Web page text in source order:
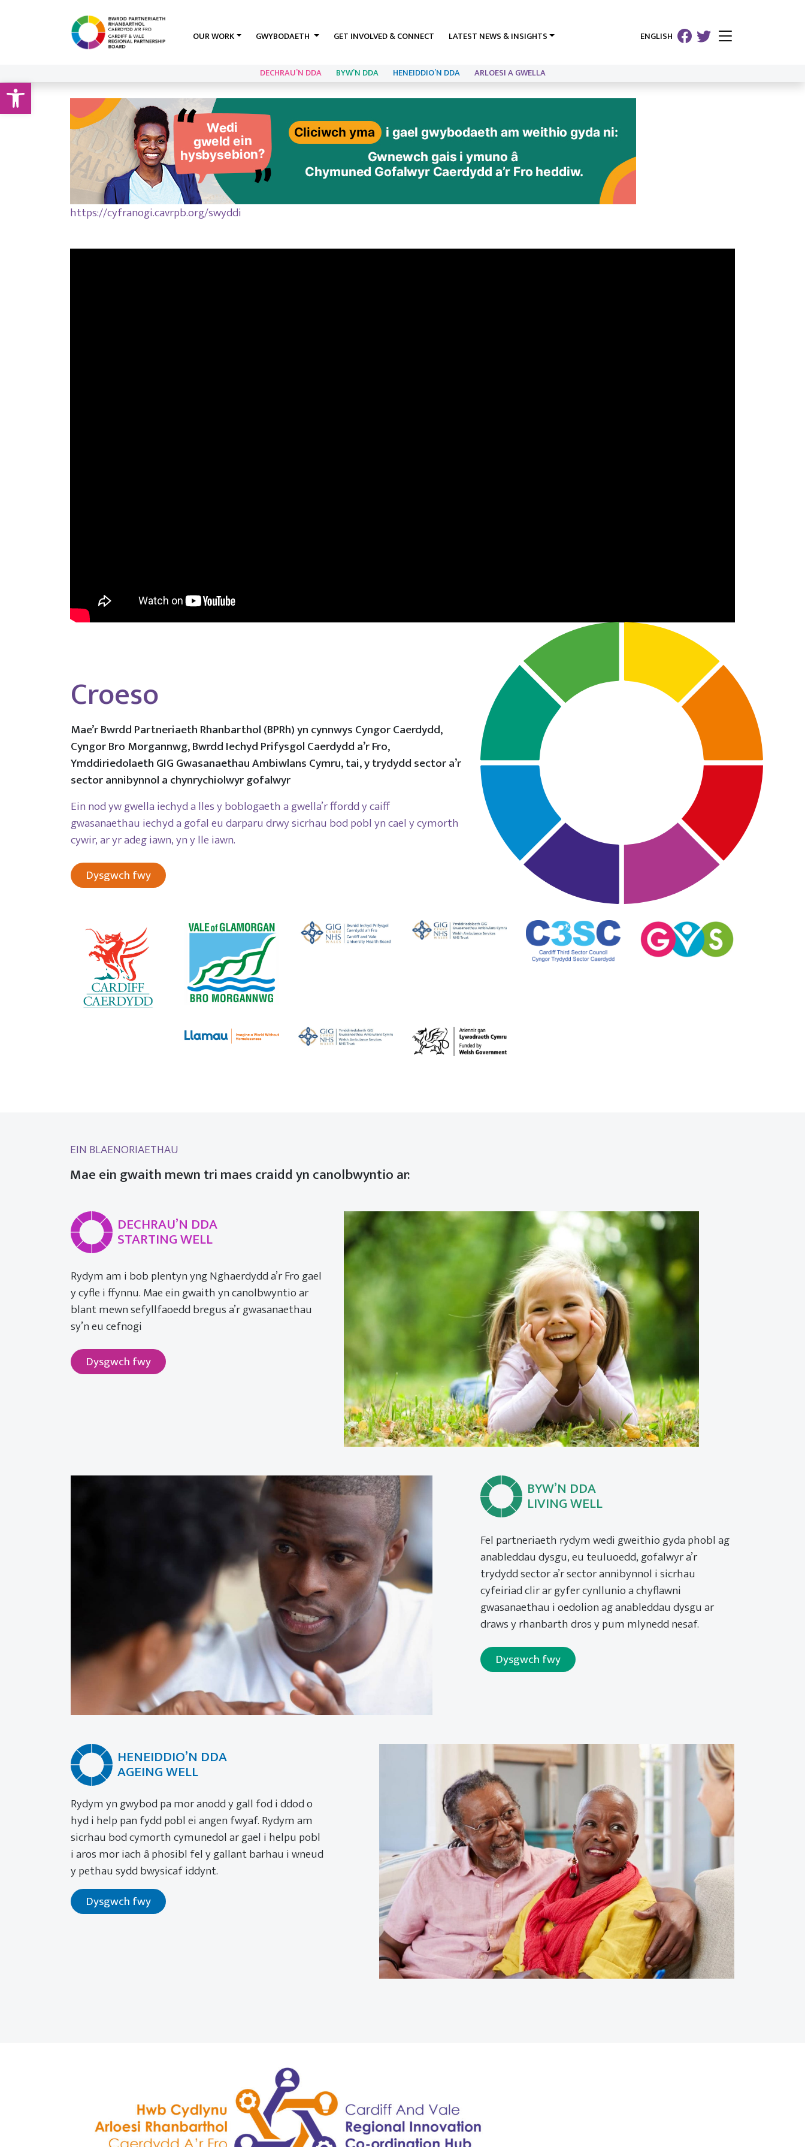
Open toolbar
OUR WORK GWYBODAETH GET INVOLVED & CONNECT LATEST NEWS & INSIGHTS ENGLISH
DECHRAU’N DDA BYW’N DDA HENEIDDIO’N DDA ARLOESI A GWELLA
https://cyfranogi.cavrpb.org/swyddi
Croeso
Mae’r Bwrdd Partneriaeth Rhanbarthol (BPRh) yn cynnwys Cyngor Caerdydd,
Cyngor Bro Morgannwg, Bwrdd Iechyd Prifysgol Caerdydd a’r Fro,
Ymddiriedolaeth GIG Gwasanaethau Ambiwlans Cymru, tai, y trydydd sector a’r
sector annibynnol a chynrychiolwyr gofalwyr
Ein nod yw gwella iechyd a lles y boblogaeth a gwella’r ffordd y caiff
gwasanaethau iechyd a gofal eu darparu drwy sicrhau bod pobl yn cael y cymorth
cywir, ar yr adeg iawn, yn y lle iawn.
Dysgwch fwy
EIN BLAENORIAETHAU
Mae ein gwaith mewn tri maes craidd yn canolbwyntio ar:
DECHRAU’N DDA
STARTING WELL
Rydym am i bob plentyn yng Nghaerdydd a’r Fro gael
y cyfle i ffynnu. Mae ein gwaith yn canolbwyntio ar
blant mewn sefyllfaoedd bregus a’r gwasanaethau
sy’n eu cefnogi
Dysgwch fwy
BYW’N DDA
LIVING WELL
Fel partneriaeth rydym wedi gweithio gyda phobl ag
anableddau dysgu, eu teuluoedd, gofalwyr a’r
trydydd sector a’r sector annibynnol i sicrhau
cyfeiriad clir ar gyfer cynllunio a chyflawni
gwasanaethau i oedolion ag anableddau dysgu ar
draws y rhanbarth dros y pum mlynedd nesaf.
Dysgwch fwy
HENEIDDIO’N DDA
AGEING WELL
Rydym yn gwybod pa mor anodd y gall fod i ddod o
hyd i help pan fydd pobl ei angen fwyaf. Rydym am
sicrhau bod cymorth cymunedol ar gael i helpu pobl
i aros mor iach â phosibl fel y gallant barhau i wneud
y pethau sydd bwysicaf iddynt.
Dysgwch fwy